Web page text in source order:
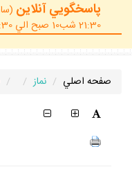
پاسخگويي آنلاين
21:30 شب10 صبح الي 11:30 ظهر)
صفحه اصلي نماز